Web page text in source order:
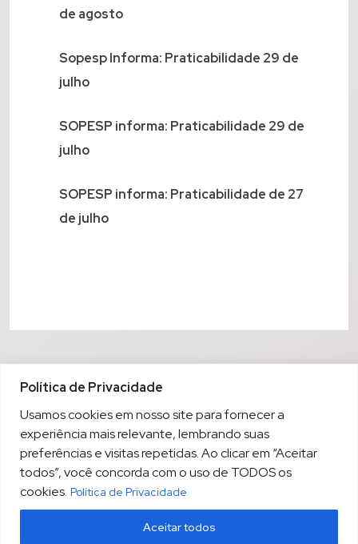
Política de Privacidade
Usamos cookies em nosso site para fornecer a
experiência mais relevante, lembrando suas
preferências e visitas repetidas. Ao clicar em “Aceitar
todos”, você concorda com o uso de TODOS os
cookies. Política de Privacidade
Aceitar todos
de agosto
Sopesp Informa: Praticabilidade 29 de
julho
SOPESP informa: Praticabilidade 29 de
julho
SOPESP informa: Praticabilidade de 27
de julho